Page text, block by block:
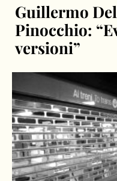
Guillermo
Pinocchio:
versioni”